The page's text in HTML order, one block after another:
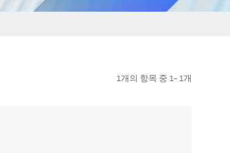
1개의 항목 중 1~ 1개